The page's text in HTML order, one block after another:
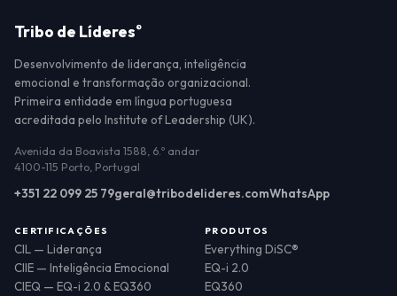
Tribo de Líderes®
Desenvolvimento de liderança, inteligência
emocional e transformação organizacional.
Primeira entidade em língua portuguesa
acreditada pelo Institute of Leadership (UK).
Avenida da Boavista 1588, 6.º andar
4100-115 Porto, Portugal
+351 22 099 25 79geral@tribodelideres.comWhatsApp
CERTIFICAÇÕES
CIL — Liderança
CIIE — Inteligência Emocional
CIEQ — EQ-i 2.0 & EQ360
PRODUTOS
Everything DiSC®
EQ-i 2.0
EQ360